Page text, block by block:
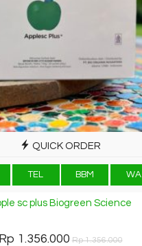
QUICK ORDER
TEL BBM WA
sc plus Biogreen Science
Rp 1.356.000 Rp 1.356.000